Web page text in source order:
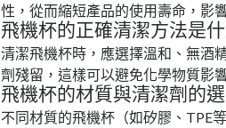
性，從而縮短產品的使用壽命，影
飛機杯的正確清潔方法是什
清潔飛機杯時，應選擇溫和、無酒
劑殘留，這樣可以避免化學物質影
飛機杯的材質與清潔劑的
不同材質的飛機杯（如矽膠、TPE